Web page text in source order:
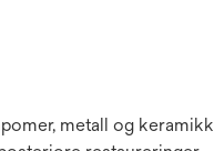
metall og keramikk